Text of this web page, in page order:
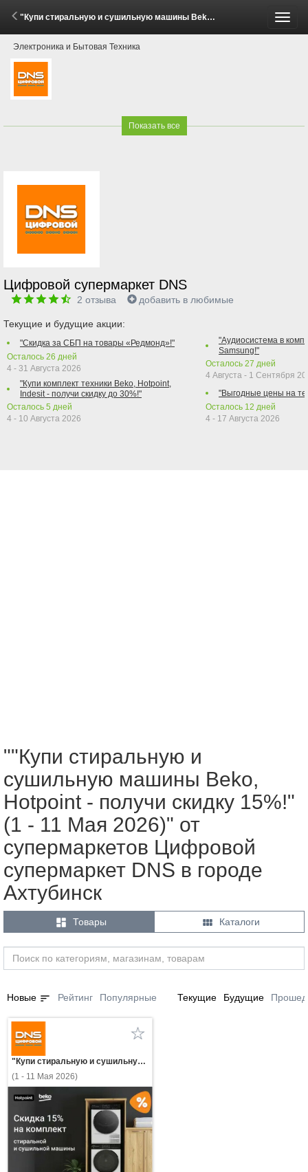
"Купи стиральную и сушильную машины Beko, Hotpoint - получи скидку 15%!" (1 - 11 Мая 2026)
Электроника и Бытовая Техника
Показать все
Цифровой супермаркет DNS
2 отзыва добавить в любимые
Текущие и будущие акции:
"Скидка за СБП на товары «Редмонд»!"
Осталось 26 дней
4 - 31 Августа 2026
"Купи комплект техники Beko, Hotpoint,
Indesit - получи скидку до 30%!"
Осталось 5 дней
4 - 10 Августа 2026
"Аудиосистема в
Samsung!"
Осталось 27 дней
4 Августа - 1 Сентября
"Выгодные цены на
Осталось 12 дней
4 - 17 Августа 2026
""Купи стиральную и
сушильную машины Beko,
Hotpoint - получи скидку 15%!"
(1 - 11 Мая 2026)" от
супермаркетов Цифровой
супермаркет DNS в городе
Ахтубинск
 Товары  Каталоги
Новые sort Рейтинг Популярные Текущие Будущие
"Купи стиральную и сушильную машины Beko, Hotpoint - получи скидку 15%!"
(1 - 11 Мая 2026)